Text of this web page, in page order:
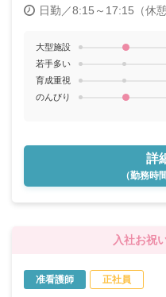
日勤／8:15～17:15（休憩
大型施設
若手多い
育成重視
のんびり
詳
（勤務時
入社お祝
准看護師 正社員